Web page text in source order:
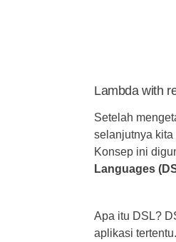
Lambda with
Setelah
selanjutnya
Konsep ini
Languages
Apa itu DSL?
aplikasi